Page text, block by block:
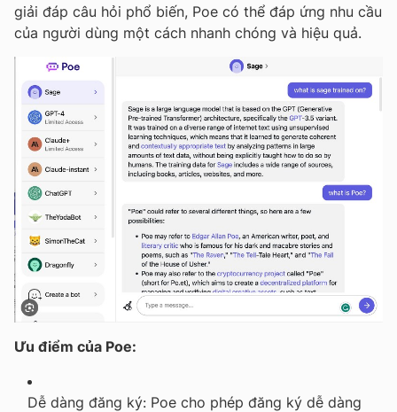
giải đáp câu hỏi phổ biến, Poe có thể đáp ứng nhu cầu
của người dùng một cách nhanh chóng và hiệu quả.
Ưu điểm của Poe:
Dễ dàng đăng ký: Poe cho phép đăng ký dễ dàng